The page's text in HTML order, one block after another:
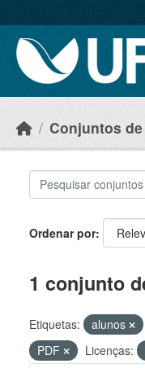
Conjuntos
Ordenar por
1 conjunto
Etiquetas: alunos
PDF
Licenças: